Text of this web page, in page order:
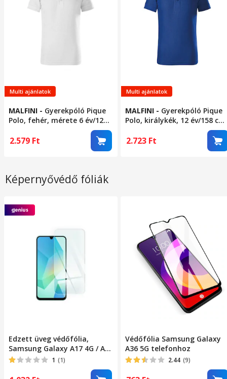
Multi ajánlatok
MALFINI - Gyerekpóló Pique
Polo, fehér, mérete 6 év/122
2.579 Ft
Multi ajánlatok
MALFINI - Gyerekpóló Pique
Polo, királykék, 12 év/158 cm
2.723 Ft
Képernyővédő fóliák
Edzett üveg védőfólia,
Samsung Galaxy A17 4G / A17
5G / A16 4G / A16 5G / M16 5G
1 (1)
Védőfólia Samsung Galaxy
A36 5G telefonhoz
2.44 (9)